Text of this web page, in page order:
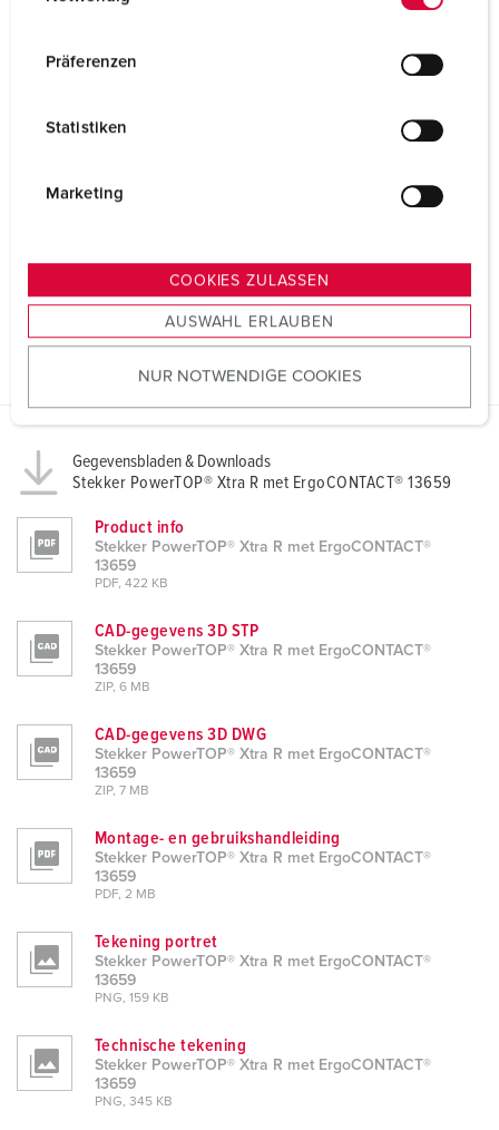
s
u
w
l
Präferenzen
Statistiken
Marketing
COOKIES ZULASSEN
AUSWAHL ERLAUBEN
NUR NOTWENDIGE COOKIES
Gegevensbladen & Downloads
Stekker PowerTOP® Xtra R met ErgoCONTACT® 13659
Product info
Stekker PowerTOP® Xtra R met ErgoCONTACT®
13659
PDF, 422 KB
CAD-gegevens 3D STP
Stekker PowerTOP® Xtra R met ErgoCONTACT®
13659
ZIP, 6 MB
CAD-gegevens 3D DWG
Stekker PowerTOP® Xtra R met ErgoCONTACT®
13659
ZIP, 7 MB
Montage- en gebruikshandleiding
Stekker PowerTOP® Xtra R met ErgoCONTACT®
13659
PDF, 2 MB
Tekening portret
Stekker PowerTOP® Xtra R met ErgoCONTACT®
13659
PNG, 159 KB
Technische tekening
Stekker PowerTOP® Xtra R met ErgoCONTACT®
13659
PNG, 345 KB